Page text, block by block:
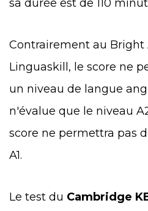
sa durée est de 110
Contrairement au Bright
Linguaskill, le score ne
un niveau de langue
n'évalue que le niveau
score ne permettra pas
A1.
Le test du Cambridge